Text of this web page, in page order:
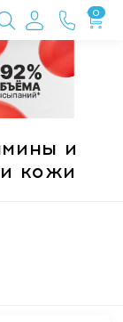
0
и
кожи